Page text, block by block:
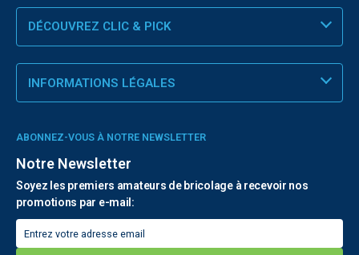
DÉCOUVREZ CLIC & PICK
INFORMATIONS LÉGALES
ABONNEZ-VOUS À NOTRE NEWSLETTER
Notre Newsletter
Soyez les premiers amateurs de bricolage à recevoir nos
promotions par e-mail: